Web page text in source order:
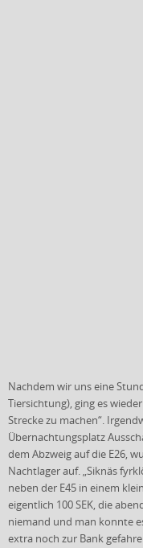
Nachdem wir uns eine
Tiersichtung), ging es
Strecke zu machen“.
Übernachtungsplatz
dem Abzweig auf die E26,
Nachtlager auf. „Siknäs
neben der E45 in einem
eigentlich 100 SEK, die
niemand und man konnte
extra noch zur Bank